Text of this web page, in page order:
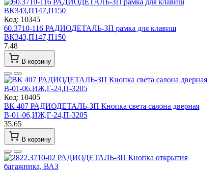
Код: 10345
60.3710-116 РАДИОДЕТАЛЬ-ЗП рамка для клавиш
ВК343,П147,П150
7.48
В корзину
Код: 10405
ВК 407 РАДИОДЕТАЛЬ-ЗП Кнопка света салона дверная
В-01-06,ИЖ,Г-24,П-3205
35.65
В корзину